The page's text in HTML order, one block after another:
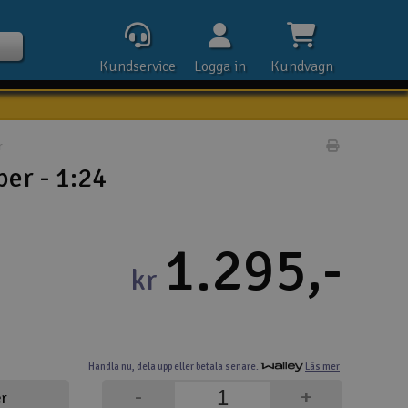
Kundvagn
Logga in
Kundservice
- 1:24
Handla nu, dela upp eller betala senare. Läs mer
kr 1.295,-
+
-